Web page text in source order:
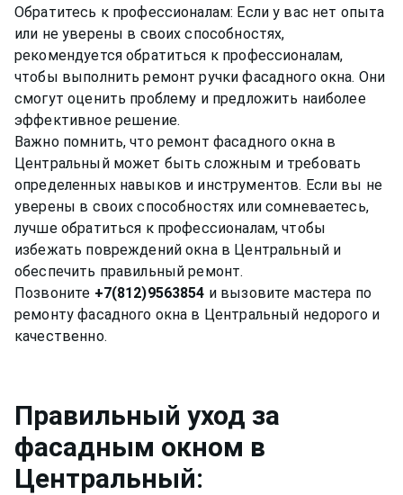
Обратитесь к профессионалам: Если у вас нет опыта
или не уверены в своих способностях,
рекомендуется обратиться к профессионалам,
чтобы выполнить ремонт ручки фасадного окна. Они
смогут оценить проблему и предложить наиболее
эффективное решение.
Важно помнить, что ремонт фасадного окна в
Центральный может быть сложным и требовать
определенных навыков и инструментов. Если вы не
уверены в своих способностях или сомневаетесь,
лучше обратиться к профессионалам, чтобы
избежать повреждений окна в Центральный и
обеспечить правильный ремонт.
Позвоните +7(812)9563854 и вызовите мастера по
ремонту фасадного окна в Центральный недорого и
Правильный уход за
фасадным окном в
Центральный: